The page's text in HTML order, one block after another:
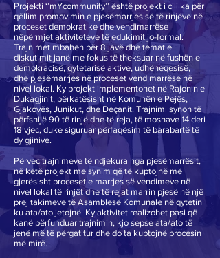
Projekti ‘’mYcommunity’’ është projekt i cili ka për
qëllim promovimin e pjesëmarrjes së të rinjëve në
proceset demokratike dhe vendimarrëse
nëpërmjet aktiviteteve të edukimit jo-formal.
Trajnimet mbahen për 8 javë dhe temat e
diskutimit janë me fokus të theksuar në fushën e
demokracisë, qytetarisë aktive, udhëheqesisë,
dhe pjesëmarrjes në proceset vendimarrëse në
nivel lokal. Ky projekt implementohet në Rajonin e
Dukagjinit, përkatësisht në Komunën e Pejës,
Gjakovës, Junikut, dhe Deçanit. Trajnimi synon të
përfshijë 90 të rinjë dhe të reja, të moshave 14 deri
18 vjec, duke siguruar përfaqësim të barabartë të
dy gjinive.
Përvec trajnimeve të ndjekura nga pjesëmarrësit,
në këtë projekt me synim që të kuptojnë më
gjerësisht proceset e marrjes së vendimeve në
nivel lokal të rinjët dhe të rejat marrin pjesë në një
prej takimeve të Asamblesë Komunale në qytetin
ku ata/ato jetojnë. Ky aktivitet realizohet pasi që
kanë përfunduar trajnimin, kjo sepse ata/ato të
jenë më të përgatitur dhe do ta kuptojnë procesin
më mirë.